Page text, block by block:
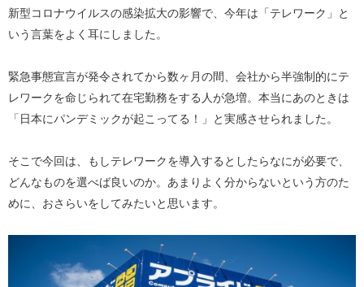
新型コロナウイルスの感染拡大の影響で、今年は「テレワーク」と
いう言葉をよく耳にしました。
緊急事態宣言が発令されてから数ヶ月の間、会社から半強制的にテ
レワークを命じられて在宅勤務をする人が急増。本当にあのときは
「日本にパンデミックが起こってる！」と実感させられました。
そこで今回は、もしテレワークを導入するとしたらなにが必要で、
どんなものを選べば良いのか。あまりよく分からないという方のた
めに、おさらいをしてみたいと思います。